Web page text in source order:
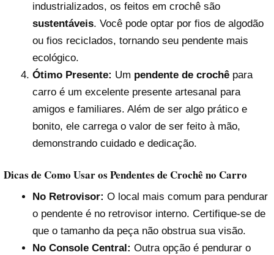
industrializados, os feitos em crochê são
sustentáveis. Você pode optar por fios de algodão
ou fios reciclados, tornando seu pendente mais
ecológico.
Ótimo Presente: Um pendente de crochêpara
carro é um excelente presente artesanal para
amigos e familiares. Além de ser algo prático e
bonito, ele carrega o valor de ser feito à mão,
demonstrando cuidado e dedicação.
Dicas de Como Usar os Pendentes de Crochê no Carro
No Retrovisor: O local mais comum para pendurar
o pendente é no retrovisor interno. Certifique-se de
que o tamanho da peça não obstrua sua visão.
No Console Central: Outra opção é pendurar o